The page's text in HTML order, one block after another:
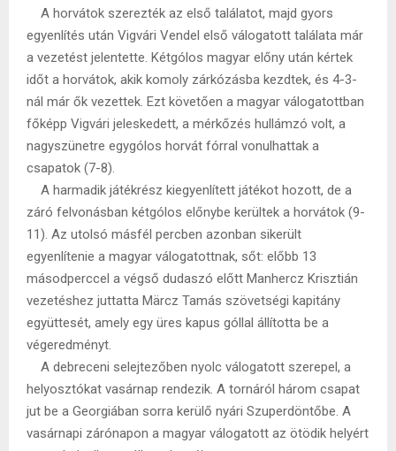
A horvátok szerezték az első találatot, majd gyors
egyenlítés után Vigvári Vendel első válogatott találata már
a vezetést jelentette. Kétgólos magyar előny után kértek
időt a horvátok, akik komoly zárkózásba kezdtek, és 4-3-
nál már ők vezettek. Ezt követően a magyar válogatottban
főképp Vigvári jeleskedett, a mérkőzés hullámzó volt, a
nagyszünetre egygólos horvát fórral vonulhattak a
csapatok (7-8).
A harmadik játékrész kiegyenlített játékot hozott, de a
záró felvonásban kétgólos előnybe kerültek a horvátok (9-
11). Az utolsó másfél percben azonban sikerült
egyenlítenie a magyar válogatottnak, sőt: előbb 13
másodperccel a végső dudaszó előtt Manhercz Krisztián
vezetéshez juttatta Märcz Tamás szövetségi kapitány
együttesét, amely egy üres kapus góllal állította be a
végeredményt.
A debreceni selejtezőben nyolc válogatott szerepel, a
helyosztókat vasárnap rendezik. A tornáról három csapat
jut be a Georgiában sorra kerülő nyári Szuperdöntőbe. A
vasárnapi zárónapon a magyar válogatott az ötödik helyért